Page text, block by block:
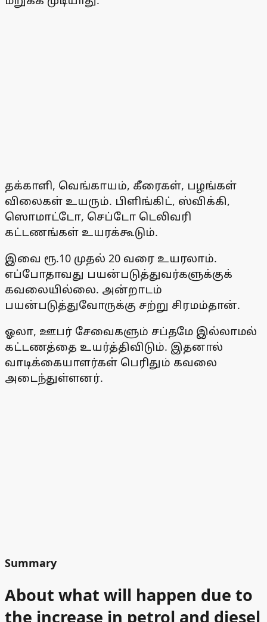
தக்காளி, வெங்காயம், கீரைகள், பழங்கள்
விலைகள் உயரும். பிளிங்கிட், ஸ்விக்கி,
ஸொமாட்டோ, செப்டோ டெலிவரி
கட்டணங்கள் உயரக்கூடும்.
இவை ரூ.10 முதல் 20 வரை உயரலாம்.
எப்போதாவது பயன்படுத்துவர்களுக்குக்
கவலையில்லை. அன்றாடம்
பயன்படுத்துவோருக்கு சற்று சிரமம்தான்.
ஓலா, ஊபர் சேவைகளும் சப்தமே இல்லாமல்
கட்டணத்தை உயர்த்திவிடும். இதனால்
வாடிக்கையாளர்கள் பெரிதும் கவலை
அடைந்துள்ளனர்.
Summary
About what will happen due to
the increase in petrol and diesel